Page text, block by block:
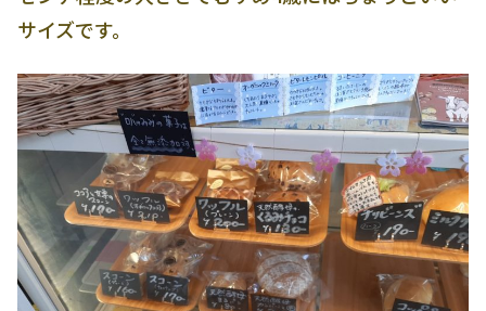
サイズです。